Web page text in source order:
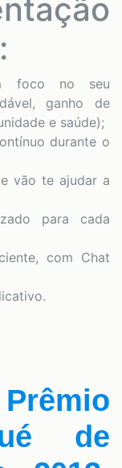
foco no seu
ganho de
e saúde);
durante o
vão te ajudar a
para cada
com Chat
de